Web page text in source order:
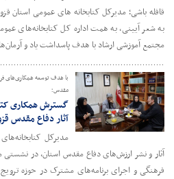
قافله باشی؛ مدیرکل کتابخانه های عمومی استان
به شعر آیینی، به همت اداره‌ کل کتابخانه‌های
مجتمع آموزشی ارشاد با هدف پاسداشت یاد و
با هدف توسعه همکاری‌های
مقدس؛
گسترش همکاری
آثار دفاع مقدس
مدیرکل
آثار و نشر ارزش‌های دفاع مقدس استان، در
فرهنگی و اجرای برنامه‌های مشترک در حوزه